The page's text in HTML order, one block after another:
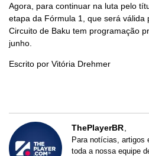
Agora, para continuar na luta pelo
etapa da Fórmula 1, que será válida
Circuito de Baku tem programação
junho.
Escrito por Vitória Drehmer
ThePlayerBR
Para notícias, artigos
toda a nossa equipe